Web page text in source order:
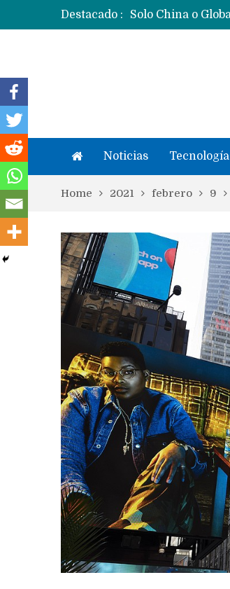
Destacado :
Noticias Tecnología
Home 2021 febrero 9